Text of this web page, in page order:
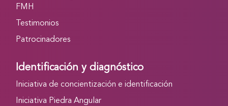
FMH
Testimonios
Patrocinadores
Identificación y diagnóstico
Iniciativa de concientización e identificación
Iniciativa Piedra Angular